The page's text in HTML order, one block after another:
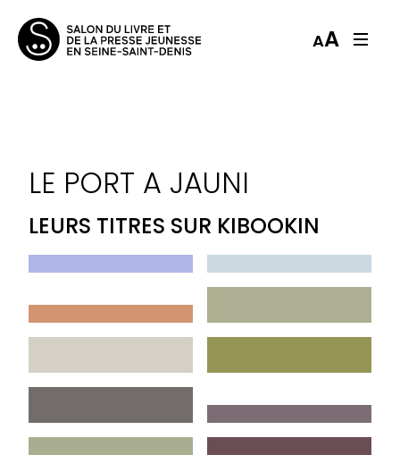
AA
LE PORT A JAUNI
LEURS TITRES SUR KIBOOKIN